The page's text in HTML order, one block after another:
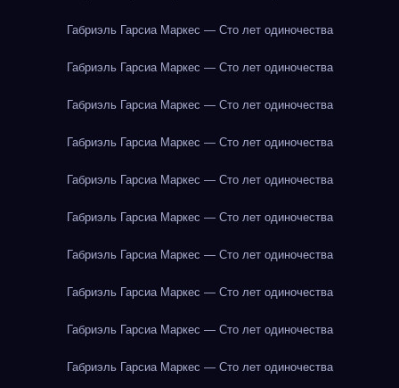
Габриэль Гарсиа Маркес — Сто лет одиночества
Габриэль Гарсиа Маркес — Сто лет одиночества
Габриэль Гарсиа Маркес — Сто лет одиночества
Габриэль Гарсиа Маркес — Сто лет одиночества
Габриэль Гарсиа Маркес — Сто лет одиночества
Габриэль Гарсиа Маркес — Сто лет одиночества
Габриэль Гарсиа Маркес — Сто лет одиночества
Габриэль Гарсиа Маркес — Сто лет одиночества
Габриэль Гарсиа Маркес — Сто лет одиночества
Габриэль Гарсиа Маркес — Сто лет одиночества